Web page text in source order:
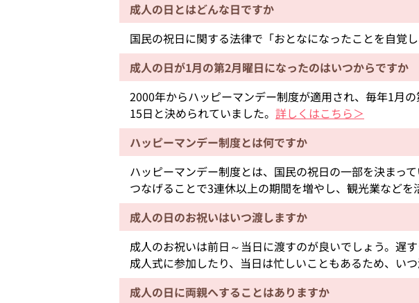
成人の日とはどんな日ですか
国民の祝日に関する法律で「おとなになったことを自覚
成人の日が1月の第2月曜日になったのはいつからですか
2000年からハッピーマンデー制度が適用され、毎年1月
15日と決められていました。 詳しくはこちら＞
ハッピーマンデー制度とは何ですか
ハッピーマンデー制度とは、国民の祝日の一部を決まっ
つなげることで3連休以上の期間を増やし、観光業などを
成人の日のお祝いはいつ渡しますか
成人のお祝いは前日～当日に渡すのが良いでしょう。遅
成人式に参加したり、当日は忙しいこともあるため、い
成人の日に両親へすることはありますか